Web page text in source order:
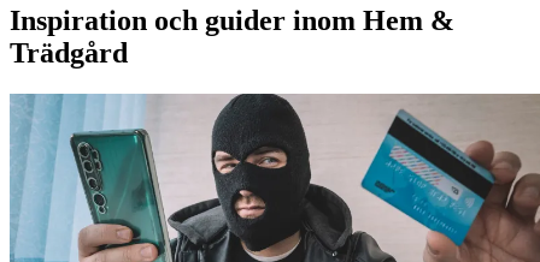
Inspiration och guider inom Hem &
Trädgård